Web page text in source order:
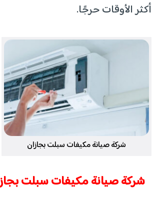
أكثر الأوقات حرجًا.
شركة صيانة مكيفات سبلت بجازان
شركة صيانة مكيفات سبلت